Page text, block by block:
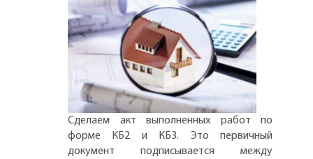
Сделаем акт выполненных работ по
форме КБ2 и КБ3. Это первичный
документ подписывается между